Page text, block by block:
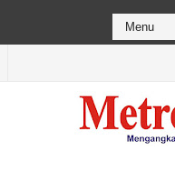
Bendungan dan